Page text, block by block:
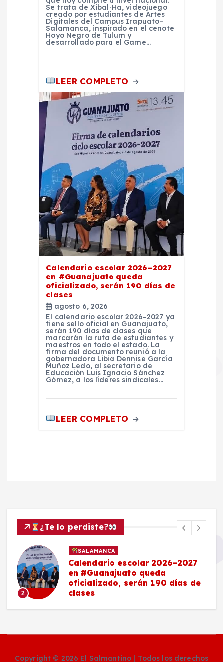
Se trata de Xibal-Ha, videojuego
creado por estudiantes de Artes
Digitales del Campus Irapuato–
Salamanca, inspirado en el cenote
Hoyo Negro de Tulum y
desarrollado para el Game…
LEER COMPLETO
Calendario escolar 2026–2027
en #Guanajuato queda
oficializado, serán 190 días de
clases
agosto 6, 2026
El calendario escolar 2026–2027 ya
tiene sello oficial en Guanajuato,
serán 190 días de clases que
marcarán la ruta de estudiantes y
maestros en todo el estado. La
firma del documento reunió a la
gobernadora Libia Dennise García
Muñoz Ledo, al secretario de
Educación Luis Ignacio Sánchez
Gómez, a los líderes sindicales…
LEER COMPLETO
¿Te lo perdiste?
2
SALAMANCA
Calendario escolar 2026–2027
en #Guanajuato queda
oficializado, serán 190 días de
clases
Copyright © 2026 El Salmantino | Todos los derechos